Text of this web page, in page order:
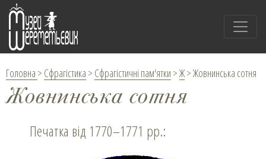
Головна > Сфрагістика > Сфрагістичні пам'ятки >Ж>Жовнинська сотня
Жовнинська сотня
Печатка від 1770–1771 рр.: